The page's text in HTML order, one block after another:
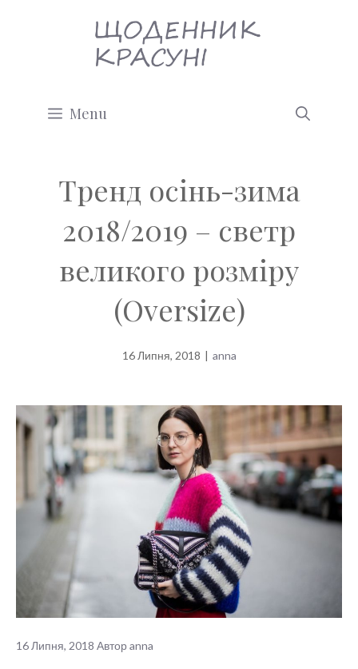
Menu
Тренд осінь-зима
2018/2019 – светр
великого розміру
(Oversize)
16 Липня, 2018 | anna
16 Липня, 2018 Авторanna